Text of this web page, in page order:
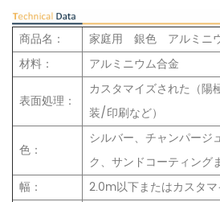
商品名：
家庭用 銀色 アルミニ
材料：
アルミニウム合金
表面処理：
カスタマイズされた（
装/印刷など）
色：
シルバー、チャンパージ
ク、サンドコーティング
幅：
2.0m以下またはカスタ